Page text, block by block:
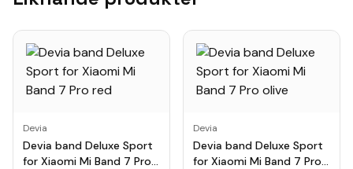
Devia
Devia band Deluxe Sport
for Xiaomi Mi Band 7 Pro
Devia
Devia band Deluxe Sport
for Xiaomi Mi Band 7 Pro